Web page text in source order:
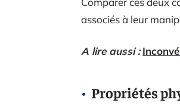
associés à leur
A lire aussi :
Propriétés